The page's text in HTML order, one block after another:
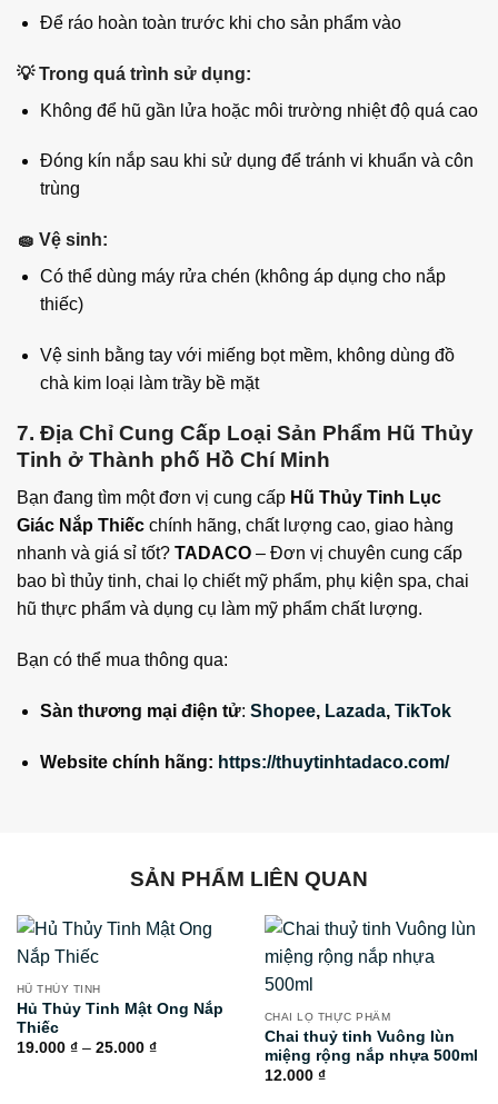
Để ráo hoàn toàn trước khi cho sản phẩm vào
💡Trong quá trình sử dụng:
Không để hũ gần lửa hoặc môi trường nhiệt độ quá cao
Đóng kín nắp sau khi sử dụng để tránh vi khuẩn và côn
trùng
🧽 Vệ sinh:
Có thể dùng máy rửa chén (không áp dụng cho nắp
thiếc)
Vệ sinh bằng tay với miếng bọt mềm, không dùng đồ
chà kim loại làm trầy bề mặt
7. Địa Chỉ Cung Cấp Loại Sản Phẩm Hũ Thủy
Tinh ở Thành phố Hồ Chí Minh
Bạn đang tìm một đơn vị cung cấp Hũ Thủy Tinh Lục
Giác Nắp Thiếc chính hãng, chất lượng cao, giao hàng
nhanh và giá sỉ tốt? TADACO – Đơn vị chuyên cung cấp
bao bì thủy tinh, chai lọ chiết mỹ phẩm, phụ kiện spa, chai
hũ thực phẩm và dụng cụ làm mỹ phẩm chất lượng.
Bạn có thể mua thông qua:
Sàn thương mại điện tử: Shopee, Lazada, TikTok
Website chính hãng: https://thuytinhtadaco.com/
SẢN PHẨM LIÊN QUAN
HŨ THỦY TINH
Hủ Thủy Tinh Mật Ong Nắp
Thiếc
19.000 ₫ – 25.000 ₫Khoảng
CHAI LỌ THỰC PHẨM
Chai thuỷ tinh Vuông lùn
miệng rộng nắp nhựa 500ml
12.000 ₫